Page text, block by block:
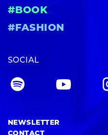
#BOOK
#FASHION
SOCIAL
NEWSLETTER